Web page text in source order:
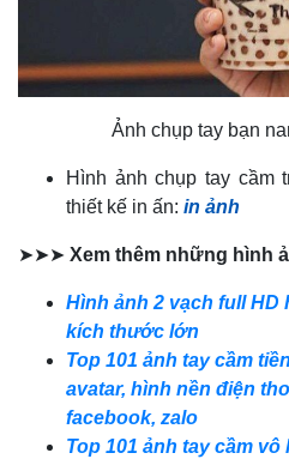
Ảnh chụp tay bạn
Hình ảnh chụp tay cầm
thiết kế in ấn: in ảnh
➤➤➤ Xem thêm những hình
Hình ảnh 2 vạch full
kích thước lớn
Top 101 ảnh tay cầm
avatar, hình nền điện
facebook, zalo
Top 101 ảnh tay cầm